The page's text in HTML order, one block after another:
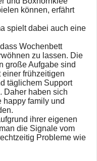
können, erfährt
spielt dabei auch eine
Wochenbett
zu lassen. Die
große Aufgabe sind
einer frühzeitigen
täglichem Support
Daher haben sich
happy family und
ihrer eigenen
die Signale vom
Probleme wie